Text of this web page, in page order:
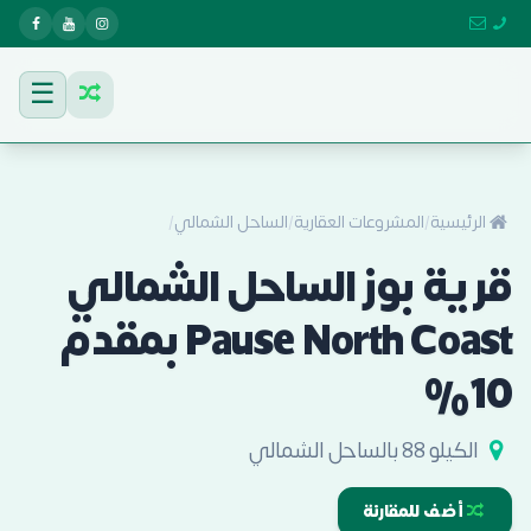
☰
الرئيسية/المشروعات العقارية/الساحل الشمالي/
قرية بوز الساحل الشمالي
Pause North Coast بمقدم
10%
الكيلو 88 بالساحل الشمالي
أضف للمقارنة